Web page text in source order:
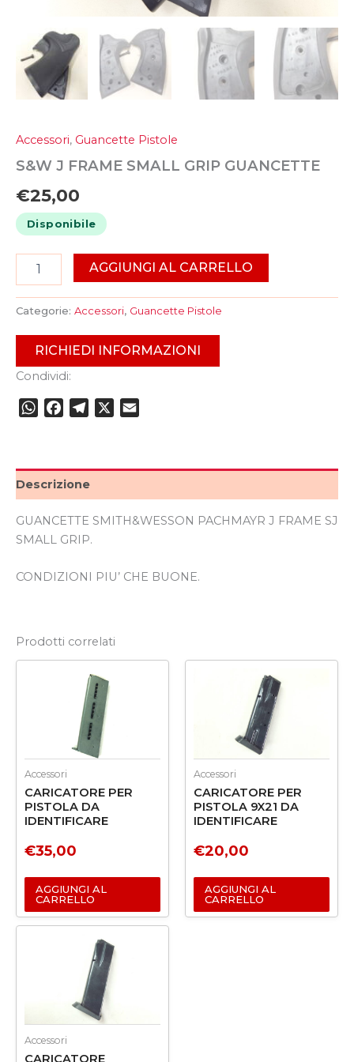
Accessori, Guancette Pistole
S&W J FRAME SMALL GRIP GUANCETTE
€25,00
Disponibile
AGGIUNGI AL CARRELLO
Categorie: Accessori, Guancette Pistole
RICHIEDI INFORMAZIONI
Condividi:
WhatsApp
Facebook
Telegram
Descrizione
GUANCETTE SMITH&WESSON PACHMAYR J FRAME SJ
SMALL GRIP.
CONDIZIONI PIU’ CHE BUONE.
Prodotti correlati
Accessori
CARICATORE PER
PISTOLA DA
IDENTIFICARE
€35,00
AGGIUNGI AL
CARRELLO
Accessori
CARICATORE PER
PISTOLA 9X21 DA
IDENTIFICARE
€20,00
AGGIUNGI AL
CARRELLO
Accessori
CARICATORE